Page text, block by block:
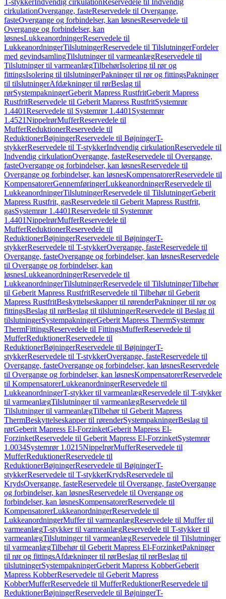
T-stykkerIndvendig cirkulationReservedele til Indvendig
cirkulationOvergange, fasteReservedele til Overgange,
fasteOvergange og forbindelser, kan løsnesReservedele til
Overgange og forbindelser, kan
løsnesLukkeanordningerReservedele til
LukkeanordningerTilslutningerReservedele til TilslutningerFordeler
med gevindsamlingTilslutninger til varmeanlægReservedele til
Tilslutninger til varmeanlægTilbehørIsolering til rør og
fittingsIsolering til tilslutningerPakninger til rør og fittingsPakninger
til tilslutningerAfdækninger til rørBeslag til
rørSystempakningerGeberit Mapress RustfritGeberit Mapress
RustfritReservedele til Geberit Mapress RustfritSystemrør
1.4401Reservedele til Systemrør 1.4401 Systemrør
1.4521NippelrørMufferReservedele til
MufferReduktionerReservedele til
ReduktionerBøjningerReservedele til BøjningerT-
stykkerReservedele til T-stykkerIndvendig cirkulationReservedele til
Indvendig cirkulationOvergange, fasteReservedele til Overgange,
fasteOvergange og forbindelser, kan løsnesReservedele til
Overgange og forbindelser, kan løsnesKompensatorerReservedele til
KompensatorerGennemføringerLukkeanordningerReservedele til
LukkeanordningerTilslutningerReservedele til TilslutningerGeberit
Mapress Rustfrit, gasReservedele til Geberit Mapress Rustfrit,
gasSystemrør 1.4401Reservedele til Systemrør
1.4401NippelrørMufferReservedele til
MufferReduktionerReservedele til
ReduktionerBøjningerReservedele til BøjningerT-
stykkerReservedele til T-stykkerOvergange, fasteReservedele til
Overgange, fasteOvergange og forbindelser, kan løsnesReservedele
til Overgange og forbindelser, kan
løsnesLukkeanordningerReservedele til
LukkeanordningerTilslutningerReservedele til TilslutningerTilbehør
til Geberit Mapress RustfritReservedele til Tilbehør til Geberit
Mapress RustfritBeskyttelseskapper til rørenderPakninger til rør og
fittingsBeslag til rørBeslag til tilslutningerReservedele til Beslag til
tilslutningerSystempakningerGeberit Mapress ThermSystemrør
ThermFittingsReservedele til FittingsMufferReservedele til
MufferReduktionerReservedele til
ReduktionerBøjningerReservedele til BøjningerT-
stykkerReservedele til T-stykkerOvergange, fasteReservedele til
Overgange, fasteOvergange og forbindelser, kan løsnesReservedele
til Overgange og forbindelser, kan løsnesKompensatorerReservedele
til KompensatorerLukkeanordningerReservedele til
LukkeanordningerT-stykker til varmeanlægReservedele til T-stykker
til varmeanlægTilslutninger til varmeanlægReservedele til
Tilslutninger til varmeanlægTilbehør til Geberit Mapress
ThermBeskyttelseskapper til rørenderSystempakningerBeslag til
rørGeberit Mapress El-ForzinketGeberit Mapress El-
ForzinketReservedele til Geberit Mapress El-ForzinketSystemrør
1.0034Systemrør 1.0215NippelrørMufferReservedele til
MufferReduktionerReservedele til
ReduktionerBøjningerReservedele til BøjningerT-
stykkerReservedele til T-stykkerKrydsReservedele til
KrydsOvergange, fasteReservedele til Overgange, fasteOvergange
og forbindelser, kan løsnesReservedele til Overgange og
forbindelser, kan løsnesKompensatorerReservedele til
KompensatorerLukkeanordningerReservedele til
LukkeanordningerMuffer til varmeanlægReservedele til Muffer til
varmeanlægT-stykker til varmeanlægReservedele til T-stykker til
varmeanlægTilslutninger til varmeanlægReservedele til Tilslutninger
til varmeanlægTilbehør til Geberit Mapress El-ForzinketPakninger
til rør og fittingsAfdækninger til rørBeslag til rørBeslag til
tilslutningerSystempakningerGeberit Mapress KobberGeberit
Mapress KobberReservedele til Geberit Mapress
KobberMufferReservedele til MufferReduktionerReservedele til
ReduktionerBøjningerReservedele til BøjningerT-